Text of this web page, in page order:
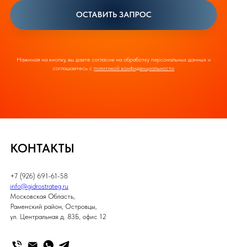
ОСТАВИТЬ ЗАПРОС
Нажимая на кнопку, вы даете согласие на обработку персональных данных и
соглашаетесь c политикой конфиденциальности
КОНТАКТЫ
+7 (926) 691-61-58
info@gidrostrateg.ru
Московская Область,
Раменский район, Островцы,
ул. Центральная д. 83Б, офис 12